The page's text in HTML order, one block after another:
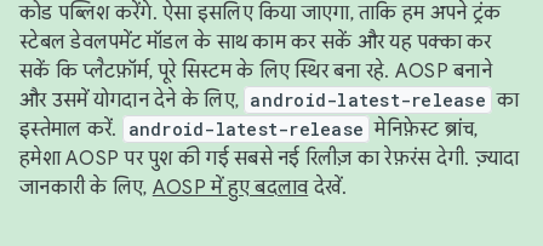
कोड पब्लिश करेंगे. ऐसा इसलिए किया जाएगा, ताकि हम अपने ट्रंक
स्टेबल डेवलपमेंट मॉडल के साथ काम कर सकें और यह पक्का कर
सकें कि प्लैटफ़ॉर्म, पूरे सिस्टम के लिए स्थिर बना रहे. AOSP बनाने
और उसमें योगदान देने के लिए, android-latest-release का
इस्तेमाल करें.
android-latest-release मेनिफ़ेस्ट ब्रांच,
हमेशा AOSP पर पुश की गई सबसे नई रिलीज़ का रेफ़रंस देगी. ज़्यादा
जानकारी के लिए, AOSP में हुए बदलावदेखें.